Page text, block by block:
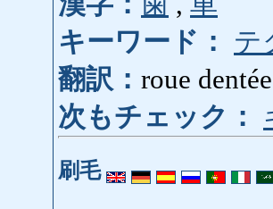
キーワード：
テ
翻訳： roue
次もチェック：
刷毛